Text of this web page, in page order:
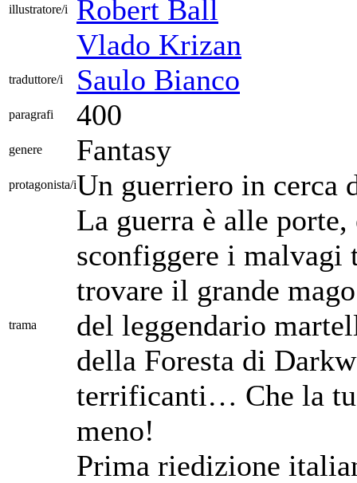
illustratore/i
Robert Ball
Vlado Krizan
traduttore/i Saulo Bianco
paragrafi 400
genere Fantasy
protagonista/iUn guerriero in cerca
trama
La guerra è alle
sconfiggere i malvagi
trovare il grande
del leggendario
della Foresta di
terrificanti… Che la
meno!
Prima riedizione